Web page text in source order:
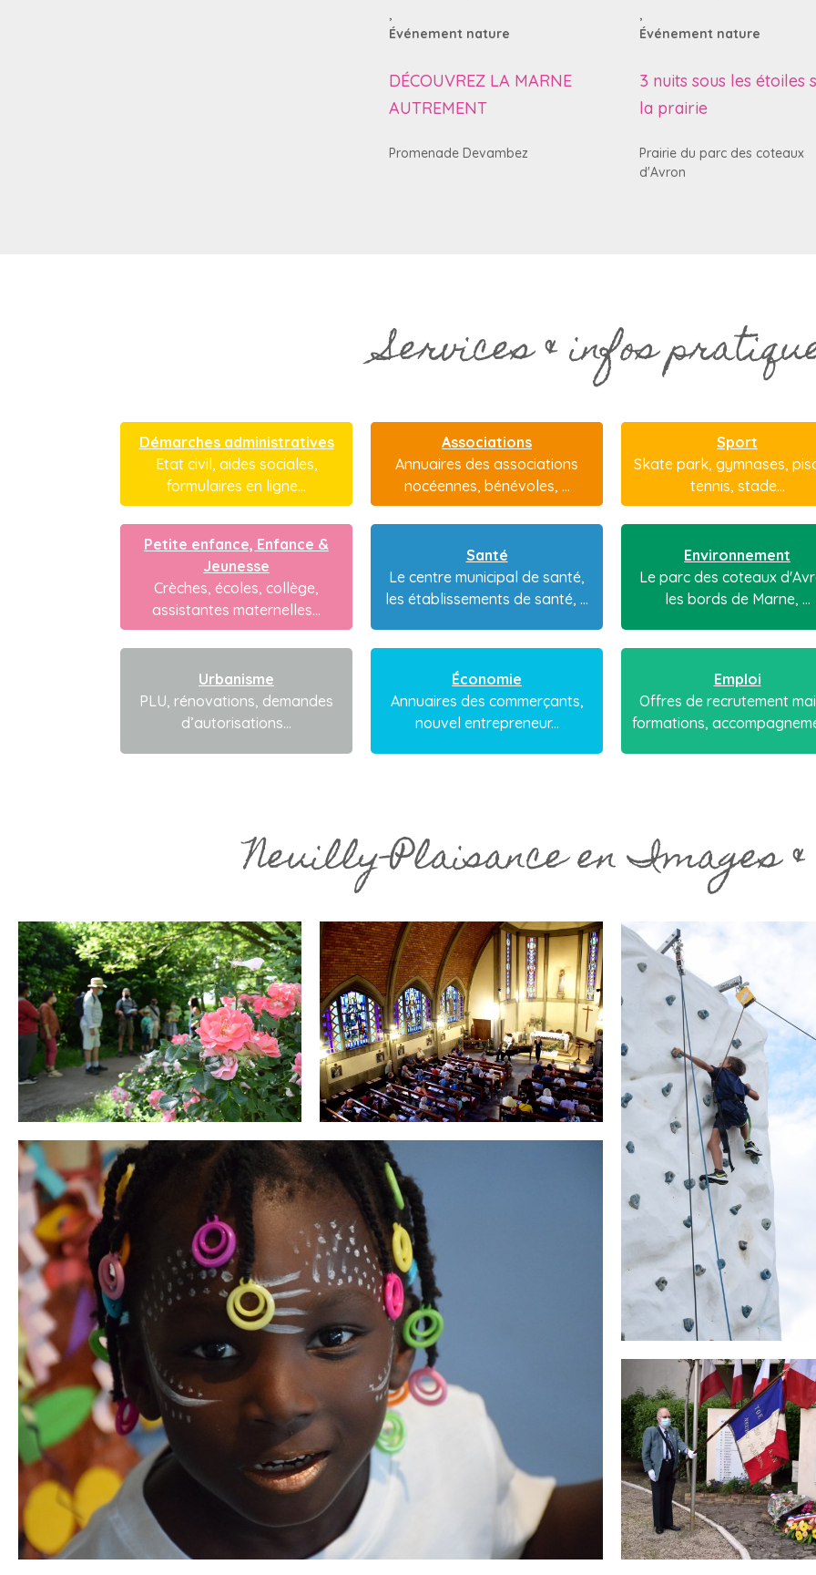
,
Événement nature
DÉCOUVREZ LA MARNE
AUTREMENT
Promenade Devambez
,
Événement nature
3 nuits sous les étoiles
la prairie
Prairie du parc des coteaux
d'Avron
Services & infos
Démarches administratives
Etat civil, aides sociales,
formulaires en ligne...
Associations
Annuaires des associations
nocéennes, bénévoles, ...
Sport
Skate park, gymnases,
tennis, stade...
Petite enfance, Enfance &
Jeunesse
Crèches, écoles, collège,
assistantes maternelles...
Santé
Le centre municipal de santé,
les établissements de santé, ...
Environnement
Le parc des coteaux
les bords de Marne, ...
Urbanisme
PLU, rénovations, demandes
d’autorisations...
Économie
Annuaires des commerçants,
nouvel entrepreneur...
Emploi
Offres de recrutement
formations,
Neuilly-Plaisance en Images &